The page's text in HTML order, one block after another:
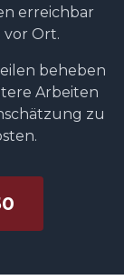
erreichbar
Ort.
beheben
Arbeiten
zu